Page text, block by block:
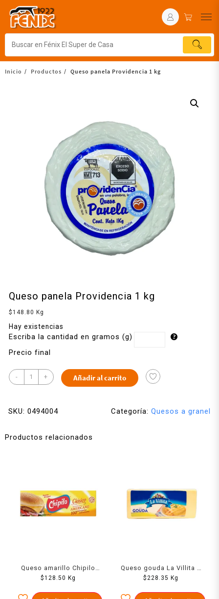
Inicio Productos Queso panela Providencia 1 kg
Queso panela Providencia 1 kg
$ 148.80 Kg
Hay existencias
Escriba la cantidad en gramos (g)
Precio final
- + Añadir al carrito
SKU: 0494004 Categoría: Quesos a granel
Productos relacionados
Queso amarillo Chipilo
rebanado 1 kg
$128.50 Kg
Queso gouda La Villita 1
kg
$228.35 Kg